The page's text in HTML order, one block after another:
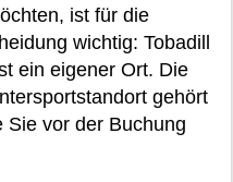
ist für die
wichtig: Tobadill
ein eigener Ort. Die
gehört
Sie vor der Buchung